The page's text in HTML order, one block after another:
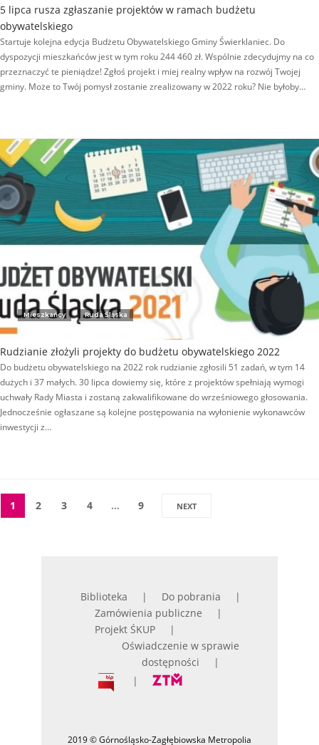
5 lipca rusza zgłaszanie projektów w ramach budżetu
obywatelskiego
Startuje kolejna edycja Budżetu Obywatelskiego Gminy Świerklaniec. Do
dyspozycji mieszkańców jest w tym roku 244 460 zł. Wspólnie zdecydujmy na co
przeznaczyć te pieniądze! Zgłoś projekt i miej realny wpływ na rozwój Twojej
gminy. Może to Twój pomysł zostanie zrealizowany w 2022 roku? Nie byłoby…
Mieszkańcy Ruda Śląska
Rudzianie złożyli projekty do budżetu obywatelskiego 2022
Do budżetu obywatelskiego na 2022 rok rudzianie zgłosili 51 zadań, w tym 14
dużych i 37 małych. 30 lipca dowiemy się, które z projektów spełniają wymogi
uchwały Rady Miasta i zostaną zakwalifikowane do wrześniowego głosowania.
Jednocześnie ogłaszane są kolejne postępowania na wyłonienie wykonawców
inwestycji z…
1 2 3 4 … 9 NEXT
Biblioteka
Do pobrania
Zamówienia publiczne
Projekt ŚKUP
Oświadczenie w sprawie
dostępności
2019 © Górnośląsko-Zagłębiowska Metropolia